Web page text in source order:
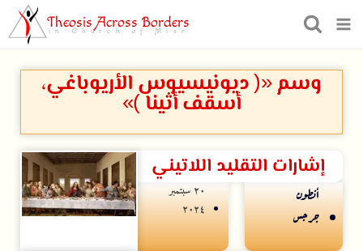
Theosis Across Borders
in Church of Misr
وسم «( ديونيسيوس الأريوباغي،
أسقف أثينا )»
إشارات التقليد اللاتيني
أنطون
جرجس
۲۰ سبتمبر
۲۰۲٤